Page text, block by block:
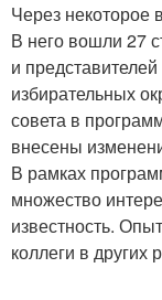
Через некоторое
В него вошли 27
и
избирательных
совета в
внесены
В рамках
множество
известность.
коллеги в других